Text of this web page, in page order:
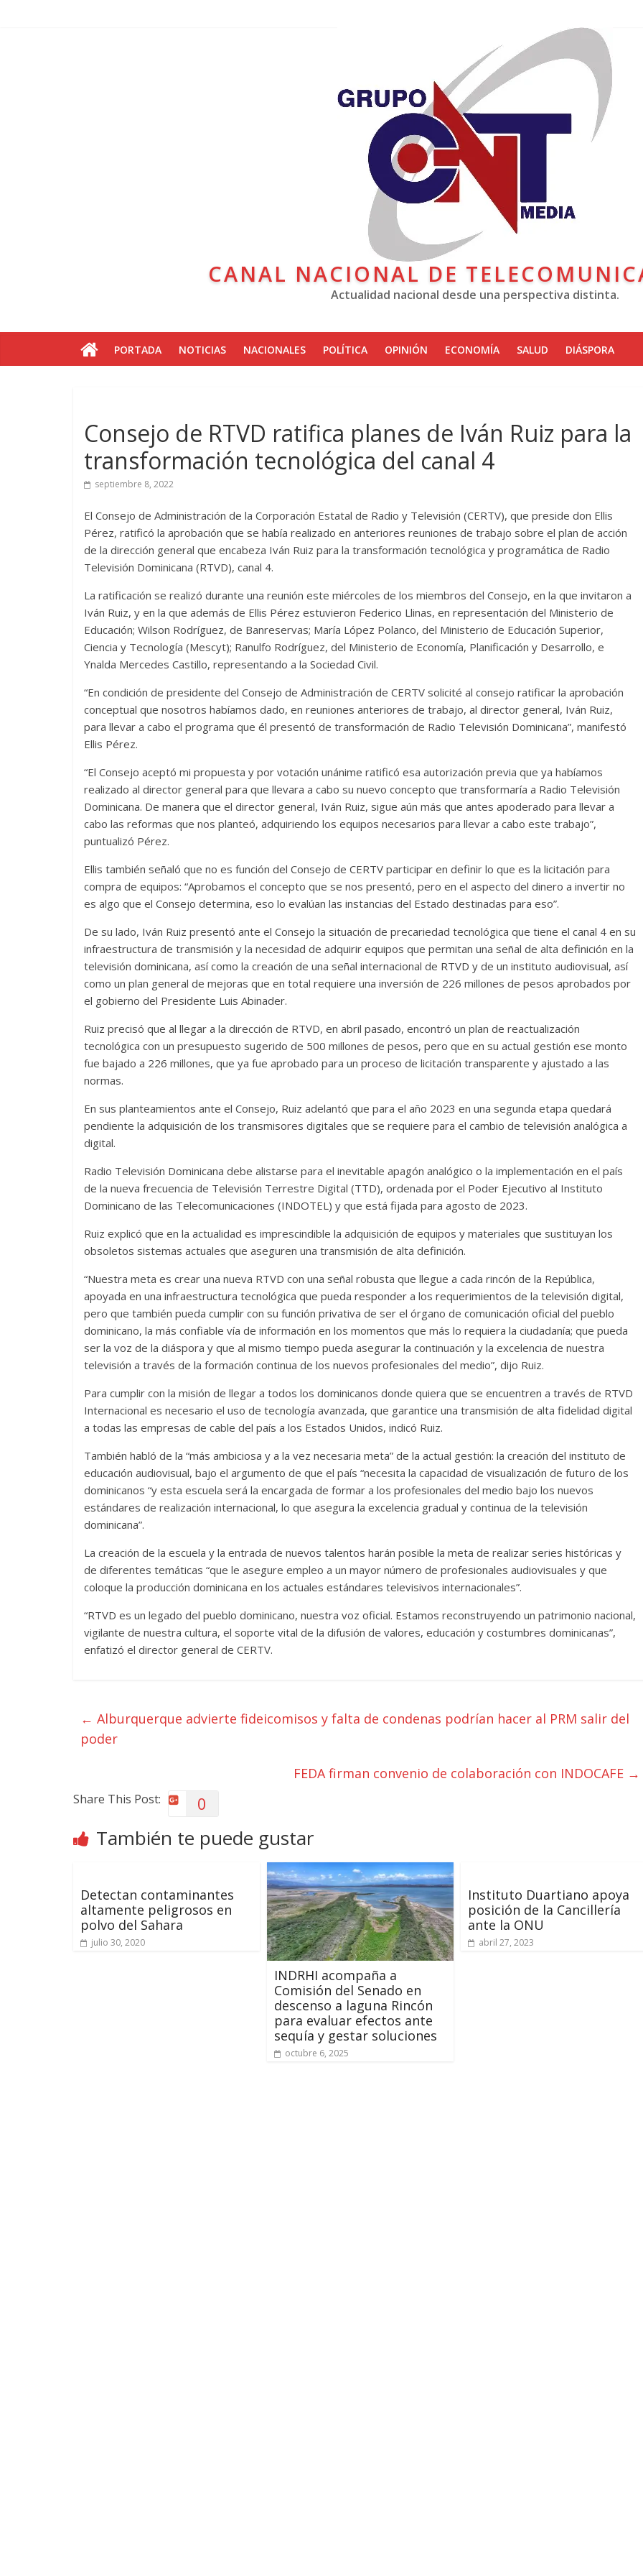
CANAL NACIONAL DE
Actualidad nacional desde una perspectiva distinta.
PORTADA NOTICIAS NACIONALES POLÍTICA OPINIÓN ECONOMÍA SALUD DIÁSPORA
Consejo de RTVD ratifica planes de Iván Ruiz para la
transformación tecnológica del canal 4
septiembre 8, 2022
El Consejo de Administración de la Corporación Estatal de Radio y Televisión (CERTV), que preside don Ellis
Pérez, ratificó la aprobación que se había realizado en anteriores reuniones de trabajo sobre el plan de acción
de la dirección general que encabeza Iván Ruiz para la transformación tecnológica y programática de Radio
Televisión Dominicana (RTVD), canal 4.
La ratificación se realizó durante una reunión este miércoles de los miembros del Consejo, en la que invitaron a
Iván Ruiz, y en la que además de Ellis Pérez estuvieron Federico Llinas, en representación del Ministerio de
Educación; Wilson Rodríguez, de Banreservas; María López Polanco, del Ministerio de Educación Superior,
Ciencia y Tecnología (Mescyt); Ranulfo Rodríguez, del Ministerio de Economía, Planificación y Desarrollo, e
Ynalda Mercedes Castillo, representando a la Sociedad Civil.
“En condición de presidente del Consejo de Administración de CERTV solicité al consejo ratificar la aprobación
conceptual que nosotros habíamos dado, en reuniones anteriores de trabajo, al director general, Iván Ruiz,
para llevar a cabo el programa que él presentó de transformación de Radio Televisión Dominicana”, manifestó
Ellis Pérez.
“El Consejo aceptó mi propuesta y por votación unánime ratificó esa autorización previa que ya habíamos
realizado al director general para que llevara a cabo su nuevo concepto que transformaría a Radio Televisión
Dominicana. De manera que el director general, Iván Ruiz, sigue aún más que antes apoderado para llevar a
cabo las reformas que nos planteó, adquiriendo los equipos necesarios para llevar a cabo este trabajo”,
puntualizó Pérez.
Ellis también señaló que no es función del Consejo de CERTV participar en definir lo que es la licitación para
compra de equipos: “Aprobamos el concepto que se nos presentó, pero en el aspecto del dinero a invertir no
es algo que el Consejo determina, eso lo evalúan las instancias del Estado destinadas para eso”.
De su lado, Iván Ruiz presentó ante el Consejo la situación de precariedad tecnológica que tiene el canal 4 en su
infraestructura de transmisión y la necesidad de adquirir equipos que permitan una señal de alta definición en la
televisión dominicana, así como la creación de una señal internacional de RTVD y de un instituto audiovisual, así
como un plan general de mejoras que en total requiere una inversión de 226 millones de pesos aprobados por
el gobierno del Presidente Luis Abinader.
Ruiz precisó que al llegar a la dirección de RTVD, en abril pasado, encontró un plan de reactualización
tecnológica con un presupuesto sugerido de 500 millones de pesos, pero que en su actual gestión ese monto
fue bajado a 226 millones, que ya fue aprobado para un proceso de licitación transparente y ajustado a las
normas.
En sus planteamientos ante el Consejo, Ruiz adelantó que para el año 2023 en una segunda etapa quedará
pendiente la adquisición de los transmisores digitales que se requiere para el cambio de televisión analógica a
digital.
Radio Televisión Dominicana debe alistarse para el inevitable apagón analógico o la implementación en el país
de la nueva frecuencia de Televisión Terrestre Digital (TTD), ordenada por el Poder Ejecutivo al Instituto
Dominicano de las Telecomunicaciones (INDOTEL) y que está fijada para agosto de 2023.
Ruiz explicó que en la actualidad es imprescindible la adquisición de equipos y materiales que sustituyan los
obsoletos sistemas actuales que aseguren una transmisión de alta definición.
“Nuestra meta es crear una nueva RTVD con una señal robusta que llegue a cada rincón de la República,
apoyada en una infraestructura tecnológica que pueda responder a los requerimientos de la televisión digital,
pero que también pueda cumplir con su función privativa de ser el órgano de comunicación oficial del pueblo
dominicano, la más confiable vía de información en los momentos que más lo requiera la ciudadanía; que pueda
ser la voz de la diáspora y que al mismo tiempo pueda asegurar la continuación y la excelencia de nuestra
televisión a través de la formación continua de los nuevos profesionales del medio”, dijo Ruiz.
Para cumplir con la misión de llegar a todos los dominicanos donde quiera que se encuentren a través de RTVD
Internacional es necesario el uso de tecnología avanzada, que garantice una transmisión de alta fidelidad digital
a todas las empresas de cable del país a los Estados Unidos, indicó Ruiz.
También habló de la “más ambiciosa y a la vez necesaria meta” de la actual gestión: la creación del instituto de
educación audiovisual, bajo el argumento de que el país “necesita la capacidad de visualización de futuro de los
dominicanos “y esta escuela será la encargada de formar a los profesionales del medio bajo los nuevos
estándares de realización internacional, lo que asegura la excelencia gradual y continua de la televisión
dominicana”.
La creación de la escuela y la entrada de nuevos talentos harán posible la meta de realizar series históricas y
de diferentes temáticas “que le asegure empleo a un mayor número de profesionales audiovisuales y que
coloque la producción dominicana en los actuales estándares televisivos internacionales”.
“RTVD es un legado del pueblo dominicano, nuestra voz oficial. Estamos reconstruyendo un patrimonio nacional,
vigilante de nuestra cultura, el soporte vital de la difusión de valores, educación y costumbres dominicanas”,
enfatizó el director general de CERTV.
← Alburquerque advierte fideicomisos y falta de condenas podrían hacer al PRM salir del
poder
FEDA firman convenio de colaboración con INDOCAFE →
Share This Post: 0
También te puede gustar
Detectan contaminantes
altamente peligrosos en
polvo del Sahara
julio 30, 2020
INDRHI acompaña a
Comisión del Senado en
descenso a laguna Rincón
para evaluar efectos ante
sequía y gestar soluciones
octubre 6, 2025
Instituto Duartiano apoya
posición de la Cancillería
ante la ONU
abril 27, 2023